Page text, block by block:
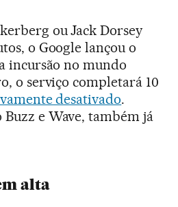
ou Jack Dorsey
o Google lançou o
incursão no mundo
o serviço completará 10
desativado.
e Wave, também já
alta